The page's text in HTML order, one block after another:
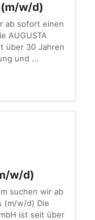
w/d)
ab sofort einen
AUGUSTA
über 30 Jahren
und ...
w/d)
suchen wir ab
(m/w/d) Die
ist seit über